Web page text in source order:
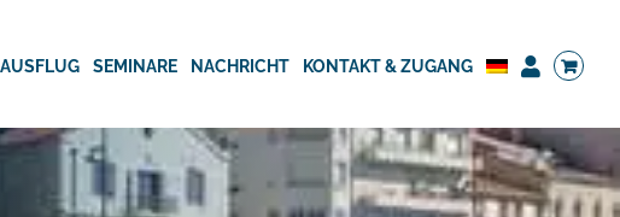
SEMINARE NACHRICHT KONTAKT & ZUGANG